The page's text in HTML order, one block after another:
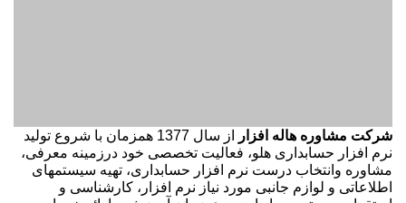
شرکت مشاوره هاله افزار
از سال 1377 همزمان با شروع تولید
نرم افزار حسابداری هلو، فعالیت تخصصی خود درزمینه معرفی،
مشاوره وانتخاب درست نرم افزار حسابداری، تهیه سیستمهای
اطلاعاتی و لوازم جانبی مورد نیاز نرم افزار، کارشناسی و